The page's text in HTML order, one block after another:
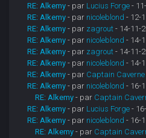
RE: Alkemy - par Lucius Forge -
RE: Alkemy - par nicoleblond - 12-
RE: Alkemy - par zagrout - 14-11-
RE: Alkemy - par nicoleblond - 14-
RE: Alkemy - par zagrout - 14-11-
RE: Alkemy - par nicoleblond - 14-
RE: Alkemy - par Captain Caverne
RE: Alkemy - par nicoleblond - 16-
RE: Alkemy - par Captain
RE: Alkemy - par Lucius Forge -
RE: Alkemy - par nicoleblond - 16-
RE: Alkemy - par Captain